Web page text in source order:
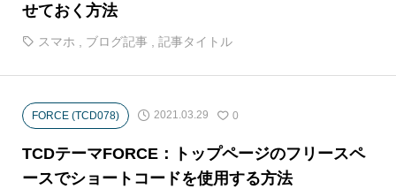
せておく方法
スマホ ブログ記事 記事タイトル
FORCE (TCD078) 2021.03.29 0
TCDテーマFORCE：トップページのフリースペ
ースでショートコードを使用する方法